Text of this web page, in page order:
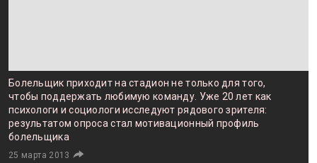
Болельщик приходит на стадион не только для того,
чтобы поддержать любимую команду. Уже 20 лет как
психологи и социологи исследуют рядового зрителя:
результатом опроса стал мотивационный профиль
болельщика
25 марта 2013